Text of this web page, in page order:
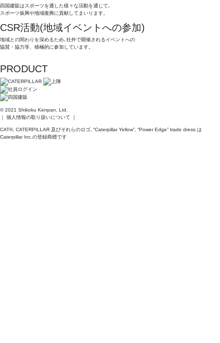
四国建販はスポーツを通した様々な活動を通じて､
スポーツ振興や地域復興に貢献してまいります。
CSR活動(地域イベントへの参加)
地域との関わりを深めるため､社外で開催されるイベントへの
協賛・協力等、積極的に参加しています。
PRODUCT
© 2021 Shikoku Kenpan, Ltd.
個人情報の取り扱いについて
CAT®, CATERPILLAR 及びそれらのロゴ, “Caterpillar Yellow”, “Power Edge” trade dress は
Caterpillar Inc.の登録商標です